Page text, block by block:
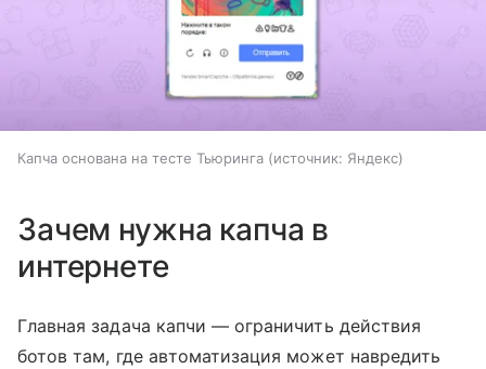
Капча основана на тесте Тьюринга источник: Яндекс
Зачем нужна капча в
интернете
Главная задача капчи — ограничить действия
ботов там, где автоматизация может навредить